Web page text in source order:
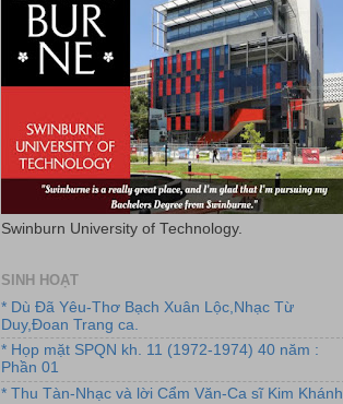
Swinburn University of Technology.
SINH HOẠT
* Dù Đã Yêu-Thơ Bạch Xuân Lộc,Nhạc Từ
Duy,Đoan Trang ca.
* Họp mặt SPQN kh. 11 (1972-1974) 40 năm :
Phần 01
* Thu Tàn-Nhạc và lời Cẩm Văn-Ca sĩ Kim Khánh